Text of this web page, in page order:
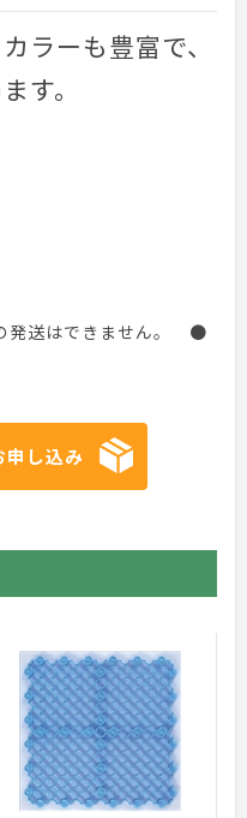
ラーも豊富で、
す。
発送はできません。 ●
申し込み